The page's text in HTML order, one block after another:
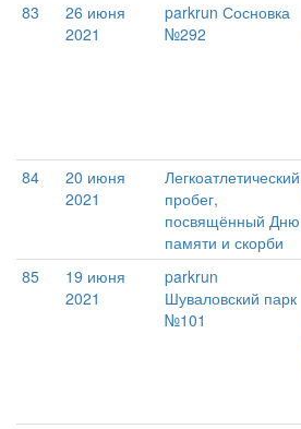
83
26 июня
2021
parkrun Сосновка
№292
84
20 июня
2021
Легкоатлетический
пробег,
посвящённый Дню
памяти и скорби
85
19 июня
2021
parkrun
Шуваловский парк
№101